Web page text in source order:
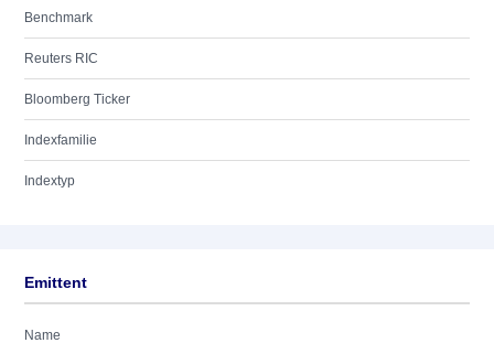
Benchmark
Reuters RIC
Bloomberg Ticker
Indexfamilie
Indextyp
Emittent
Name